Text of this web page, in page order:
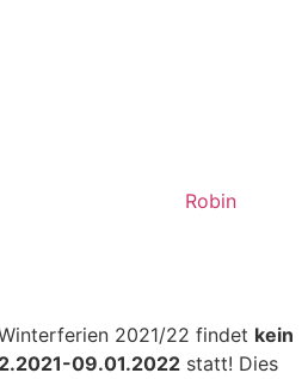
Robin
2021/22 findet kein
09.01.2022 statt! Dies